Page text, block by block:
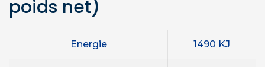
poids net)
Energie 1490 KJ